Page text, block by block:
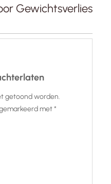
Gewichtsverlies
getoond worden.
met*